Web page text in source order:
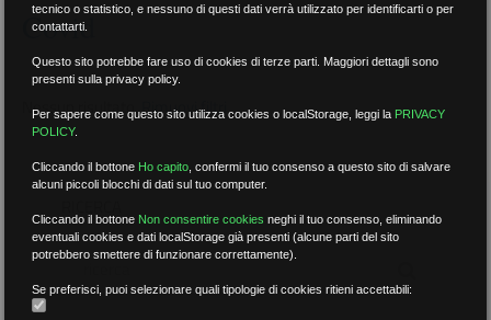
Covid
Nessun risultato.Rimuovi filtri
tecnico o statistico, e nessuno di questi dati verrà utilizzato per identificarti o per
contattarti.
Questo sito potrebbe fare uso di cookies di terze parti. Maggiori dettagli sono
presenti sulla privacy policy.
Per sapere come questo sito utilizza cookies o localStorage, leggi la PRIVACY
POLICY.
Cliccando il bottone Ho capito ,confermi il tuo consenso a questo sito di salvare
alcuni piccoli blocchi di dati sul tuo computer.
Cliccando il bottone Non consentire cookies neghi il tuo consenso, eliminando
eventuali cookies e dati localStorage già presenti (alcune parti del sito
potrebbero smettere di funzionare correttamente).
Se preferisci, puoi selezionare quali tipologie di cookies ritieni accettabili: